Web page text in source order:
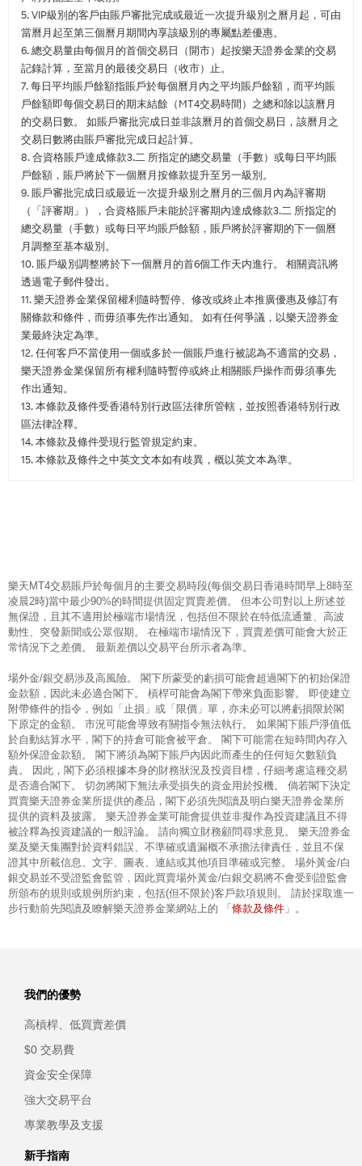
5. VIP級別的客戶由賬戶審批完成或最近一次提升級別之曆月起，可由
當曆月起至第三個曆月期間內享該級別的專屬點差優惠。
6. 總交易量由每個月的首個交易日（開市）起按樂天證券金業的交易
記錄計算，至當月的最後交易日（收市）止。
7. 每日平均賬戶餘額指賬戶於每個曆月內之平均賬戶餘額，而平均賬
戶餘額即每個交易日的期末結餘（MT4交易時間）之總和除以該曆月
的交易日數。 如賬戶審批完成日並非該曆月的首個交易日，該曆月之
交易日數將由賬戶審批完成日起計算。
8. 合資格賬戶達成條款3.二 所指定的總交易量（手數）或每日平均賬
戶餘額，賬戶將於下一個曆月按條款提升至另一級別。
9. 賬戶審批完成日或最近一次提升級別之曆月的三個月內為評審期
（「評審期」），合資格賬戶未能於評審期內達成條款3.二 所指定的
總交易量（手數）或每日平均賬戶餘額，賬戶將於評審期的下一個曆
月調整至基本級別。
10. 賬戶級別調整將於下一個曆月的首6個工作天内進行。 相關資訊將
透過電子郵件發出。
11. 樂天證券金業保留權利隨時暫停、修改或終止本推廣優惠及修訂有
關條款和條件，而毋須事先作出通知。 如有任何爭議，以樂天證券金
業最終決定為準。
12. 任何客戶不當使用一個或多於一個賬戶進行被認為不適當的交易，
樂天證券金業保留所有權利隨時暫停或終止相關賬戶操作而毋須事先
作出通知。
13. 本條款及條件受香港特別行政區法律所管轄，並按照香港特別行政
區法律詮釋。
14. 本條款及條件受現行監管規定約束。
15. 本條款及條件之中英文文本如有歧異，概以英文本為準。
樂天MT4交易賬戶於每個月的主要交易時段(每個交易日香港時間早上8時至
凌晨2時)當中最少90%的時間提供固定買賣差價。 但本公司對以上所述並
無保證，且其不適用於極端市場情況，包括但不限於在特低流通量、高波
動性、突發新聞或公眾假期。 在極端市場情況下，買賣差價可能會大於正
常情況下之差價。 最新差價以交易平台所示者為準。
場外金/銀交易涉及高風險。 閣下所蒙受的虧損可能會超過閣下的初始保證
金款額，因此未必適合閣下。 槓桿可能會為閣下帶來負面影響。 即使建立
附帶條件的指令，例如「止損」或「限價」單，亦未必可以將虧損限於閣
下原定的金額。 市況可能會導致有關指令無法執行。 如果閣下賬戶淨值低
於自動結算水平，閣下的持倉可能會被平倉。 閣下可能需在短時間內存入
額外保證金款額。 閣下將須為閣下賬戶內因此而產生的任何短欠數額負
責。 因此，閣下必須根據本身的財務狀況及投資目標，仔細考慮這種交易
是否適合閣下。 切勿將閣下無法承受損失的資金用於投機。 倘若閣下決定
買賣樂天證券金業所提供的產品，閣下必須先閱讀及明白樂天證券金業所
提供的資料及披露。 樂天證券金業可能會提供並非擬作為投資建議且不得
被詮釋為投資建議的一般評論。 請向獨立財務顧問尋求意見。 樂天證券金
業及樂天集團對於資料錯誤、不準確或遺漏概不承擔法律責任，並且不保
證其中所載信息、文字、圖表、連結或其他項目準確或完整。 場外黃金/白
銀交易並不受證監會監管，因此買賣場外黃金/白銀交易將不會受到證監會
所頒布的規則或規例所約束，包括(但不限於)客戶款項規則。 請於採取進一
步行動前先閱讀及瞭解樂天證券金業網站上的 「條款及條件 」。
我們的優勢
高槓桿、低買賣差價
$0 交易費
資金安全保障
強大交易平台
專業教學及支援
新手指南